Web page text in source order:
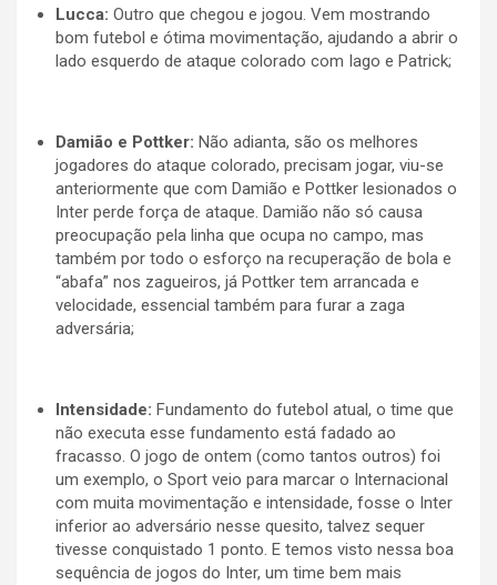
Lucca: Outro que chegou e jogou. Vem mostrando
bom futebol e ótima movimentação, ajudando a abrir o
lado esquerdo de ataque colorado com Iago e Patrick;
Damião e Pottker: Não adianta, são os melhores
jogadores do ataque colorado, precisam jogar, viu-se
anteriormente que com Damião e Pottker lesionados o
Inter perde força de ataque. Damião não só causa
preocupação pela linha que ocupa no campo, mas
também por todo o esforço na recuperação de bola e
“abafa” nos zagueiros, já Pottker tem arrancada e
velocidade, essencial também para furar a zaga
adversária;
Intensidade: Fundamento do futebol atual, o time que
não executa esse fundamento está fadado ao
fracasso. O jogo de ontem (como tantos outros) foi
um exemplo, o Sport veio para marcar o Internacional
com muita movimentação e intensidade, fosse o Inter
inferior ao adversário nesse quesito, talvez sequer
tivesse conquistado 1 ponto. E temos visto nessa boa
sequência de jogos do Inter, um time bem mais